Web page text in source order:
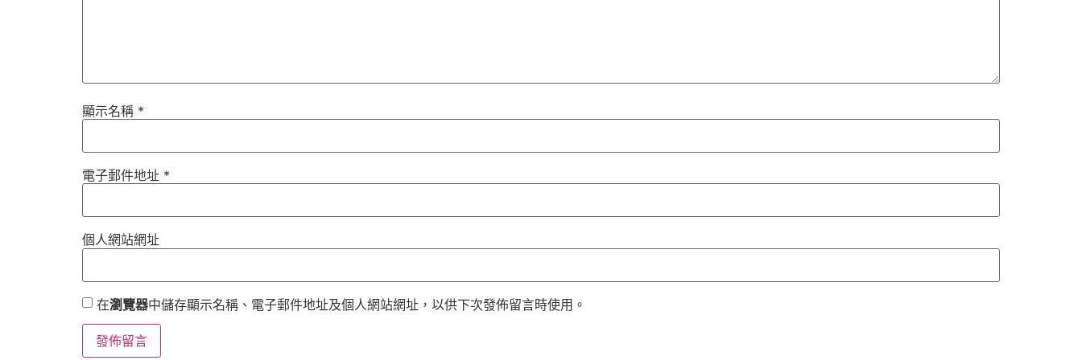
顯示名稱 *
電子郵件地址 *
個人網站網址
在瀏覽器中儲存顯示名稱、電子郵件地址及個人網站網址，以供下次發佈留言時使用。